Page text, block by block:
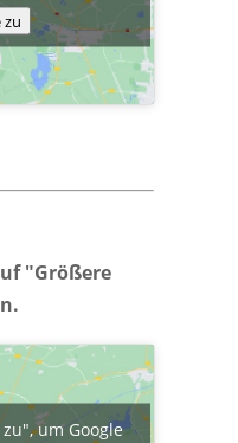
zu
"Größere
um Google